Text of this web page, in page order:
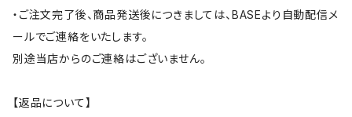
・ご注文完了後、商品発送後につきましては、BASEより自動配信メ
ールでご連絡をいたします。
別途当店からのご連絡はございません。
【返品について】